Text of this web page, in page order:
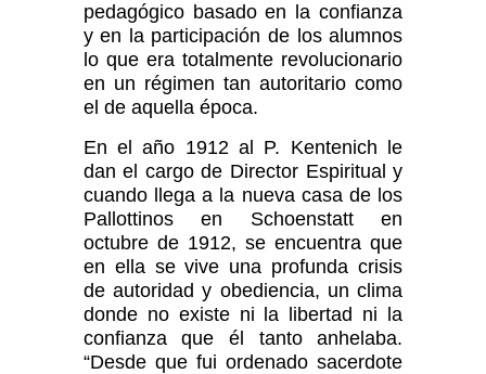
pedagógico basado en la confianza
y en la participación de los alumnos
lo que era totalmente revolucionario
en un régimen tan autoritario como
el de aquella época.
En el año 1912 al P. Kentenich le
dan el cargo de Director Espiritual y
cuando llega a la nueva casa de los
Pallottinos en Schoenstatt en
octubre de 1912, se encuentra que
en ella se vive una profunda crisis
de autoridad y obediencia, un clima
donde no existe ni la libertad ni la
confianza que él tanto anhelaba.
“Desde que fui ordenado sacerdote